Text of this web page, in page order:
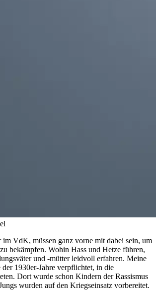
VdK, müssen ganz vorne mit dabei sein, um
bekämpfen. Wohin Hass und Hetze führen,
und -mütter leidvoll erfahren. Meine
1930er-Jahre verpflichtet, in die
Dort wurde schon Kindern der Rassismus
wurden auf den Kriegseinsatz vorbereitet.